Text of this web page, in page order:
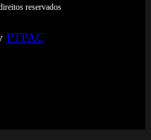
reservados
PTPAC